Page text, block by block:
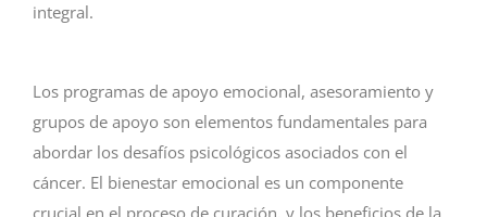
integral.
Los programas de apoyo emocional, asesoramiento y
grupos de apoyo son elementos fundamentales para
abordar los desafíos psicológicos asociados con el
cáncer. El bienestar emocional es un componente
crucial en el proceso de curación, y los beneficios de la